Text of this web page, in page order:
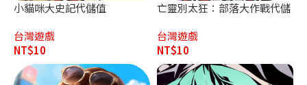
小貓咪大史記代儲值
台灣遊戲
NT$10
亡靈別太狂：部落大作戰代儲
台灣遊戲
NT$10